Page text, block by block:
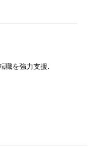
職を強力支援.